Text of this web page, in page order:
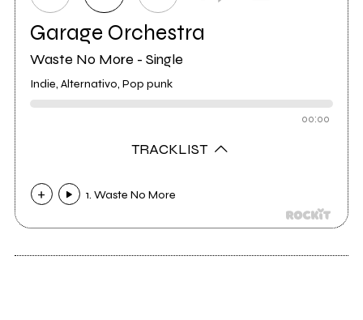
Garage Orchestra
Waste No More - Single
Indie, Alternativo, Pop punk
00:00
TRACKLIST
1. Waste No More